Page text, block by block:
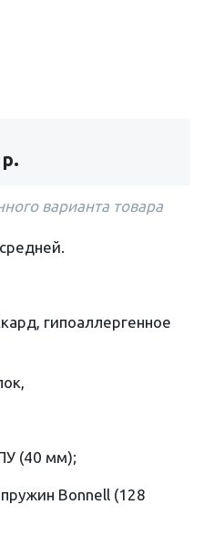
варианта товара
гипоаллергенное
(40 мм);
Bonnell (128